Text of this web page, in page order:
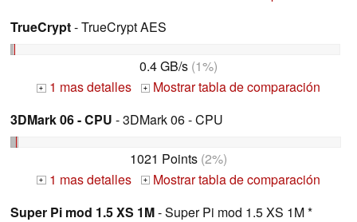
TrueCrypt- TrueCrypt AES
0.4 GB/s (1%)
+ 1 mas detalles +
Mostrar tabla de comparación
3DMark 06 - CPU - 3DMark 06 - CPU
1021 Points (2%)
+ 1 mas detalles +
Mostrar tabla de comparación
Super Pi mod 1.5 XS 1M- Super Pi mod 1.5 XS 1M *